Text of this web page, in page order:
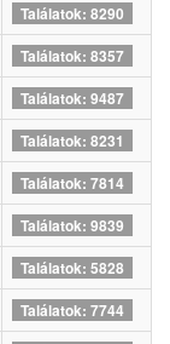
Találatok: 8290
Találatok: 8357
Találatok: 9487
Találatok: 8231
Találatok: 7814
Találatok: 9839
Találatok: 5828
Találatok: 7744